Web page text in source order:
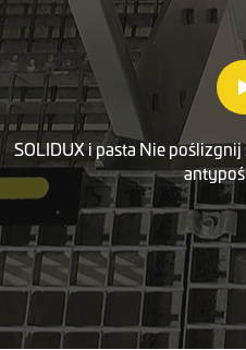
SOLIDUX i pasta Nie